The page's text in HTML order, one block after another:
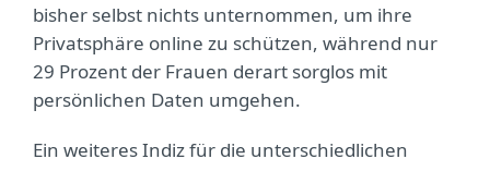
bisher selbst nichts unternommen, um ihre
Privatsphäre online zu schützen, während nur
29 Prozent der Frauen derart sorglos mit
persönlichen Daten umgehen.
Ein weiteres Indiz für die unterschiedlichen